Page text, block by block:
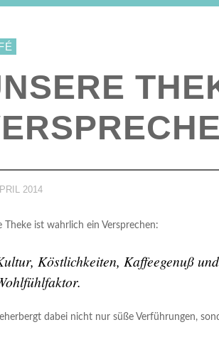
– 08.11.2024
OKTOBER 2024
2014
Theke ist wahrlich ein Versprechen:
Köstlichkeiten, Kaffeegenuß
dabei nicht nur süße Verführungen,